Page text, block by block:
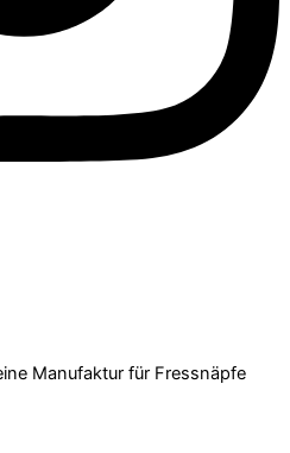
Manufaktur für Fressnäpfe